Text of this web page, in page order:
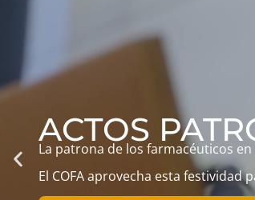
ACTOS
La patrona de los farmacéuticos en
El COFA aprovecha esta